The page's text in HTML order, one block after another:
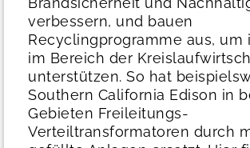
verbessern, und bauen
Recyclingprogramme aus, um
im Bereich der
unterstützen. So hat
Southern California Edison in
Gebieten Freileitungs-
Verteiltransformatoren durch